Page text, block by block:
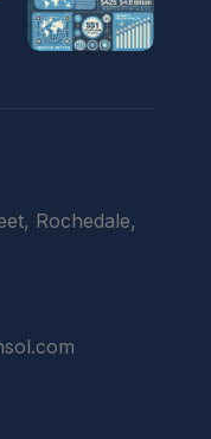
Rochedale,